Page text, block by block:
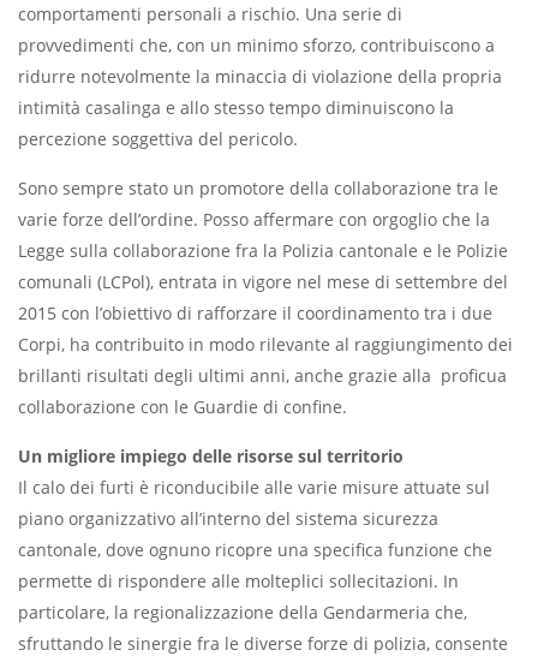
comportamenti personali a rischio. Una serie di
provvedimenti che, con un minimo sforzo, contribuiscono a
ridurre notevolmente la minaccia di violazione della propria
intimità casalinga e allo stesso tempo diminuiscono la
percezione soggettiva del pericolo.
Sono sempre stato un promotore della collaborazione tra le
varie forze dell’ordine. Posso affermare con orgoglio che la
Legge sulla collaborazione fra la Polizia cantonale e le Polizie
comunali (LCPol), entrata in vigore nel mese di settembre del
2015 con l’obiettivo di rafforzare il coordinamento tra i due
Corpi, ha contribuito in modo rilevante al raggiungimento dei
brillanti risultati degli ultimi anni, anche grazie alla proficua
collaborazione con le Guardie di confine.
Un migliore impiego delle risorse sul territorio
Il calo dei furti è riconducibile alle varie misure attuate sul
piano organizzativo all’interno del sistema sicurezza
cantonale, dove ognuno ricopre una specifica funzione che
permette di rispondere alle molteplici sollecitazioni. In
particolare, la regionalizzazione della Gendarmeria che,
sfruttando le sinergie fra le diverse forze di polizia, consente